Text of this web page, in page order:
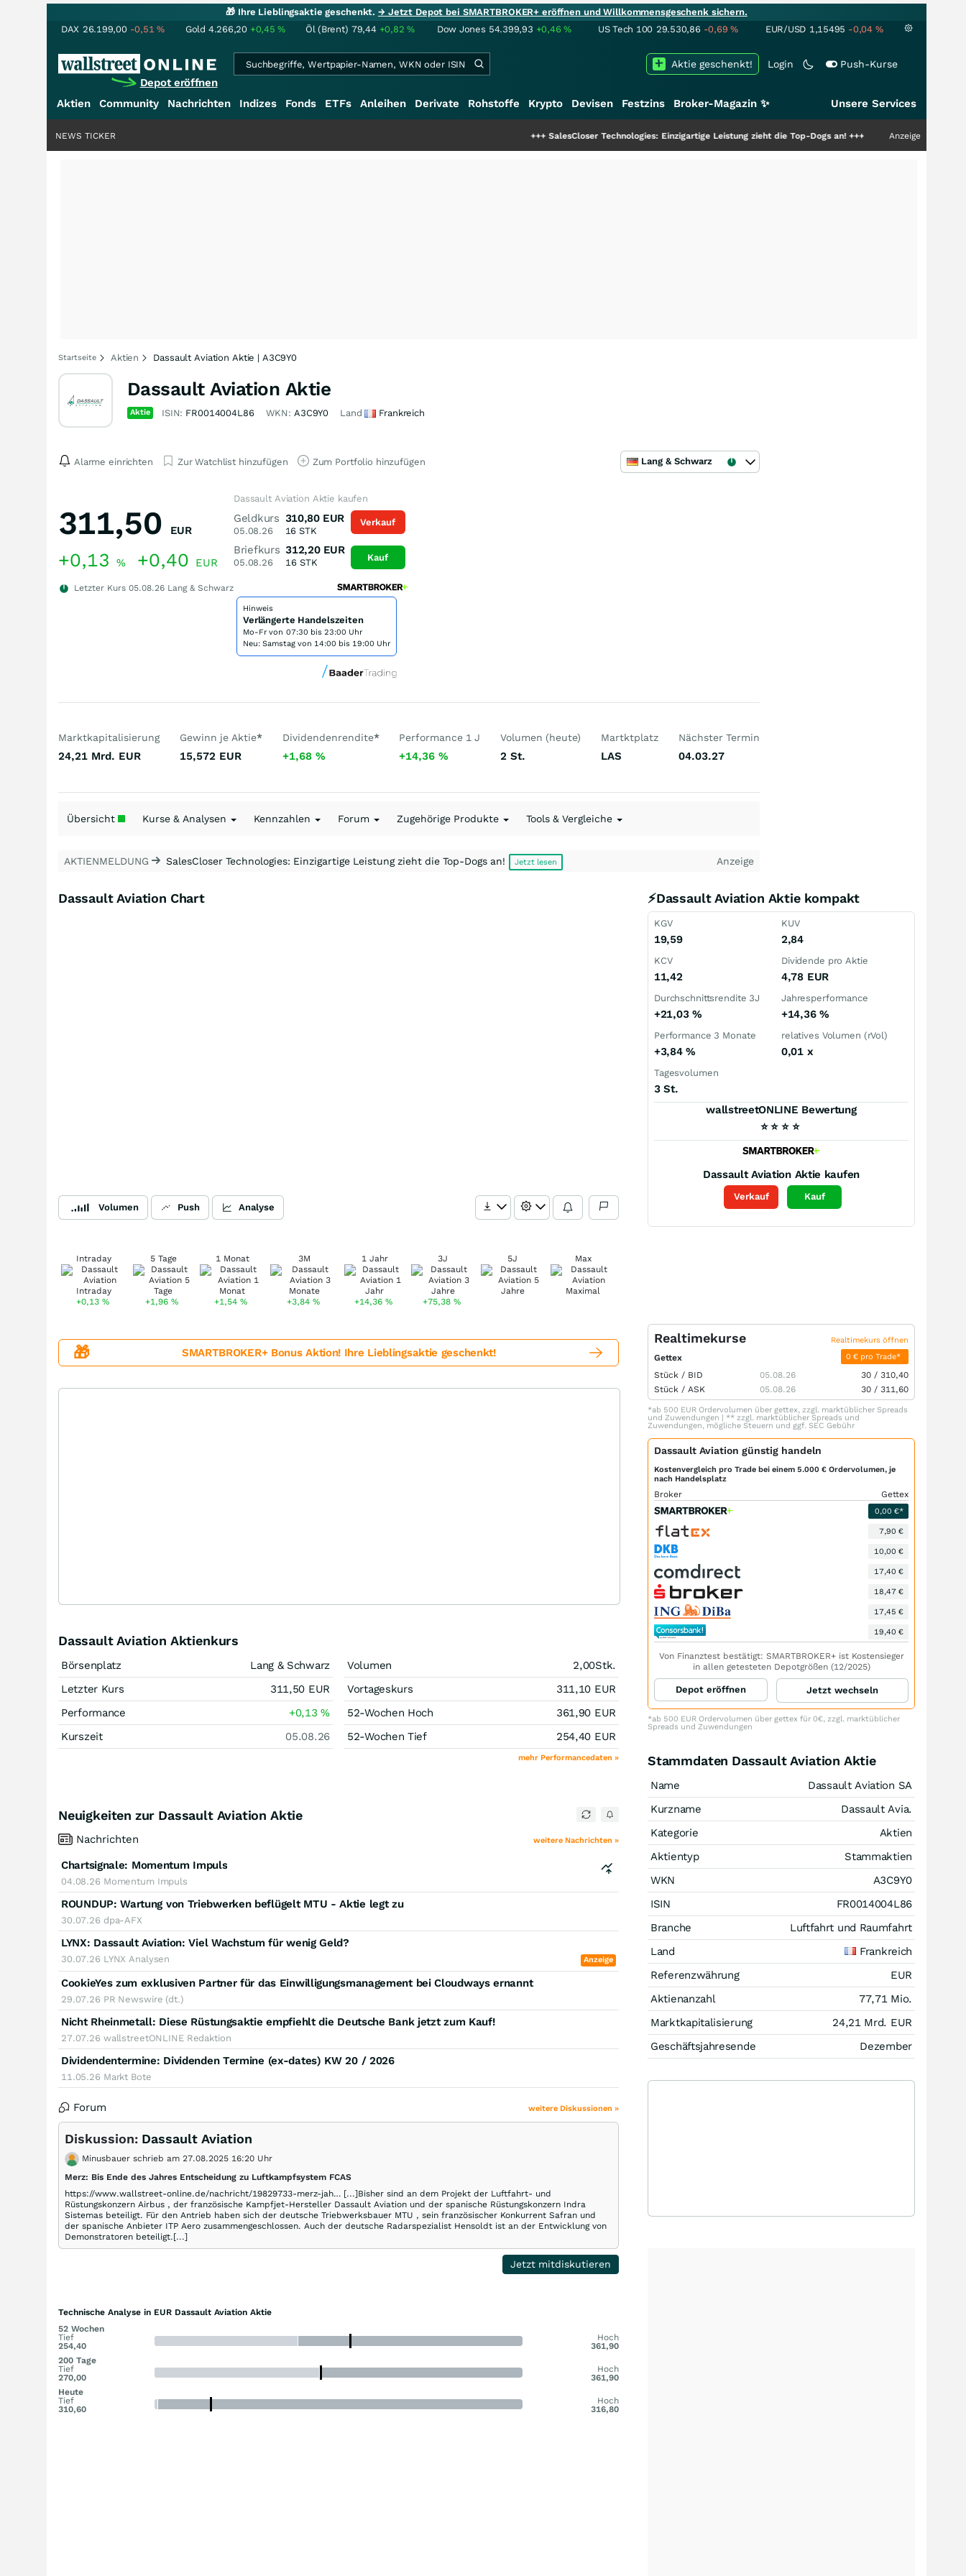
🎁 Ihre Lieblingsaktie geschenkt.→ Jetzt Depot bei SMARTBROKER+ eröffnen und Willkommensgeschenk sichern.
DAX 26.199,00 -0,51% Gold 4.266,20 +0,45% Öl (Brent) 79,44 +0,82% Dow Jones 54.399,93 +0,46% US Tech 100 29.530,86 -0,69% EUR/USD 1,15495 -0,04 %
Depot eröffnen
Login Push-Kurse
Aktie geschenkt!
Aktien Community Nachrichten Indizes Fonds ETFs Anleihen Derivate Rohstoffe Krypto Devisen Festzins Broker-Magazin ✨ Unsere Services
SalesCloser Technologies: Einzigartige Leistung zieht die Top-Dogs an!+++ Anzeige
NEWS TICKER
Startseite Aktien Dassault Aviation Aktie | A3C9Y0
Dassault Aviation Aktie
Aktie ISIN: FR0014004L86 WKN: A3C9Y0 Land Frankreich
Alarme einrichten Zur Watchlist hinzufügen Zum Portfolio hinzufügen Lang & Schwarz
311,50 EUR
+0,13 % +0,40 EUR
Letzter Kurs 05.08.26 Lang & Schwarz
Dassault Aviation Aktie kaufen
Geldkurs
05.08.26
310,80 EUR
16 STK
Briefkurs
05.08.26
312,20 EUR
16 STK
Verkauf
Kauf
Hinweis
Verlängerte Handelszeiten
Mo-Fr von 07:30 bis 23:00 Uhr
Neu: Samstag von 14:00 bis 19:00 Uhr
Marktkapitalisierung
24,21 Mrd. EUR
Gewinn je Aktie*
15,572 EUR
Dividendenrendite*
+1,68 %
Performance 1 J
+14,36%
Volumen (heute)
2 St.
Martktplatz
LAS
Nächster Termin
04.03.27
Übersicht Kurse & Analysen Kennzahlen Forum Zugehörige Produkte Tools & Vergleiche
AKTIENMELDUNG SalesCloser Technologies: Einzigartige Leistung zieht die Top-Dogs an! Jetzt lesen Anzeige
Dassault Aviation Chart
Volumen Push Analyse
Intraday
+0,13 %
5 Tage
+1,96%
1 Monat
+1,54%
3M
+3,84 %
1 Jahr
+14,36 %
3J
+75,38 %
5J Max
⚡Dassault Aviation Aktie kompakt
KGV
19,59
KUV
2,84
KCV
11,42
Dividende pro Aktie
4,78 EUR
Durchschnittsrendite 3J
+21,03 %
Jahresperformance
+14,36 %
Performance 3 Monate
+3,84%
relatives Volumen (rVol)
0,01 x
Tagesvolumen
3 St.
wallstreetONLINE Bewertung
⭐ ⭐ ⭐ ⭐
Dassault Aviation Aktie kaufen
Verkauf Kauf
🎁 SMARTBROKER+ Bonus Aktion! Ihre Lieblingsaktie geschenkt!
Dassault Aviation Aktienkurs
Börsenplatz
Lang & Schwarz
Letzter Kurs
311,50 EUR
Performance
+0,13%
Kurszeit
05.08.26
Volumen 2,00Stk.
Vortageskurs
311,10 EUR
52-Wochen Hoch
361,90 EUR
52-Wochen Tief
254,40 EUR
mehr Performancedaten »
Neuigkeiten zur Dassault Aviation Aktie
Nachrichten weitere Nachrichten »
Chartsignale: Momentum Impuls
04.08.26 Momentum Impuls
ROUNDUP: Wartung von Triebwerken beflügelt MTU - Aktie legt zu
30.07.26 dpa-AFX
LYNX: Dassault Aviation: Viel Wachstum für wenig Geld?
30.07.26 LYNX Analysen Anzeige
CookieYes zum exklusiven Partner für das Einwilligungsmanagement bei Cloudways ernannt
29.07.26 PR Newswire (dt.)
Nicht Rheinmetall: Diese Rüstungsaktie empfiehlt die Deutsche Bank jetzt zum Kauf!
27.07.26 wallstreetONLINE Redaktion
Dividendentermine: Dividenden Termine (ex-dates) KW 20 / 2026
11.05.26 Markt Bote
Forum weitere Diskussionen »
Diskussion: Dassault Aviation
Minusbauer schrieb am 27.08.2025 16:20 Uhr
Merz: Bis Ende des Jahres Entscheidung zu Luftkampfsystem FCAS
https://www.wallstreet-online.de/nachricht/19829733-merz-jah… [...]Bisher sind an dem Projekt der Luftfahrt- und
Rüstungskonzern Airbus , der französische Kampfjet-Hersteller Dassault Aviation und der spanische Rüstungskonzern Indra
Sistemas beteiligt. Für den Antrieb haben sich der deutsche Triebwerksbauer MTU , sein französischer Konkurrent Safran und
der spanische Anbieter ITP Aero zusammengeschlossen. Auch der deutsche Radarspezialist Hensoldt ist an der Entwicklung von
Demonstratoren beteiligt.[...]
Jetzt mitdiskutieren
Technische Analyse in EUR Dassault Aviation Aktie
52 Wochen
Tief
254,40
Hoch
361,90
200 Tage
Tief
270,00
Hoch
361,90
Heute
Tief
310,60
Hoch
316,80
Realtimekurse Realtimekurs öffnen
Gettex 0 € pro Trade*
Stück / BID 05.08.26 30 / 310,40
Stück / ASK 05.08.26 30 / 311,60
*ab 500 EUR Ordervolumen über gettex, zzgl. marktüblicher Spreads
und Zuwendungen | ** zzgl. marktüblicher Spreads und
Zuwendungen, mögliche Steuern und ggf. SEC Gebühr
Dassault Aviation günstig handeln
Kostenvergleich pro Trade bei einem 5.000 € Ordervolumen, je
nach Handelsplatz
Broker Gettex
0,00 €*
7,90 €
10,00 €
17,40 €
18,47 €
17,45 €
19,40 €
Von Finanztest bestätigt: SMARTBROKER+ ist Kostensieger
in allen getesteten Depotgrößen (12/2025)
Depot eröffnen Jetzt wechseln
*ab 500 EUR Ordervolumen über gettex für 0€, zzgl. marktüblicher
Spreads und Zuwendungen
Stammdaten Dassault Aviation Aktie
Name
Dassault Aviation SA
Kurzname
Dassault Avia.
Kategorie
Aktien
Aktientyp
Stammaktien
WKN
A3C9Y0
ISIN
FR0014004L86
Branche
Luftfahrt und Raumfahrt
Land
Frankreich
Referenzwährung
EUR
Aktienanzahl
77,71 Mio.
Marktkapitalisierung
24,21 Mrd. EUR
Geschäftsjahresende
Dezember